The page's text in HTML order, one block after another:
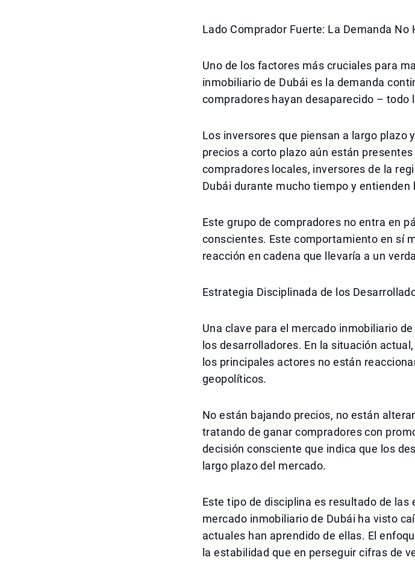
Lado Comprador Fuerte: La Demanda No
Uno de los factores más cruciales para
inmobiliario de Dubái es la demanda
compradores hayan desaparecido – todo
Los inversores que piensan a largo plazo
precios a corto plazo aún están
compradores locales, inversores de la
Dubái durante mucho tiempo y entienden
Este grupo de compradores no entra en
conscientes. Este comportamiento en sí
reacción en cadena que llevaría a un
Estrategia Disciplinada de los
Una clave para el mercado inmobiliario
los desarrolladores. En la situación
los principales actores no están
geopolíticos.
No están bajando precios, no están
tratando de ganar compradores con
decisión consciente que indica que los
largo plazo del mercado.
Este tipo de disciplina es resultado de las
mercado inmobiliario de Dubái ha visto
actuales han aprendido de ellas. El
la estabilidad que en perseguir cifras de